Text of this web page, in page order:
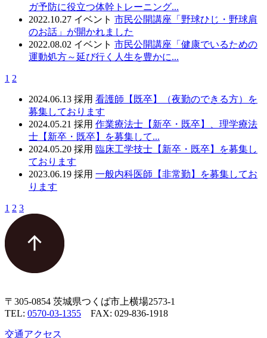
ガ予防に役立つ体幹トレーニング...
2022.10.27 イベント 市民公開講座「野球ひじ・野球肩
のお話」が開かれました
2022.08.02 イベント 市民公開講座「健康でいるための
運動処方～延び行く人生を豊かに...
1 2
2024.06.13 採用 看護師【既卒】（夜勤のできる方）を
募集しております
2024.05.21 採用 作業療法士【新卒・既卒】、理学療法
士【新卒・既卒】を募集して...
2024.05.20 採用 臨床工学技士【新卒・既卒】を募集し
ております
2023.06.19 採用 一般内科医師【非常勤】を募集してお
ります
1 2 3
〒305-0854 茨城県つくば市上横場2573-1
TEL: 0570-03-1355 FAX: 029-836-1918
交通アクセス